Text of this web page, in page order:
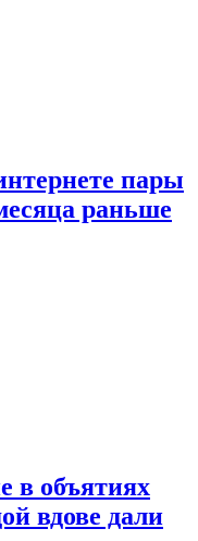
пары
раньше
в объятиях
вдове дали